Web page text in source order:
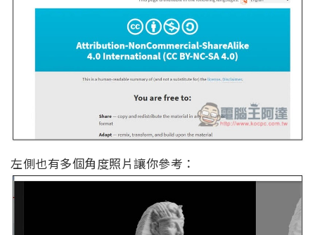
左側也有多個角度照片讓你參考：